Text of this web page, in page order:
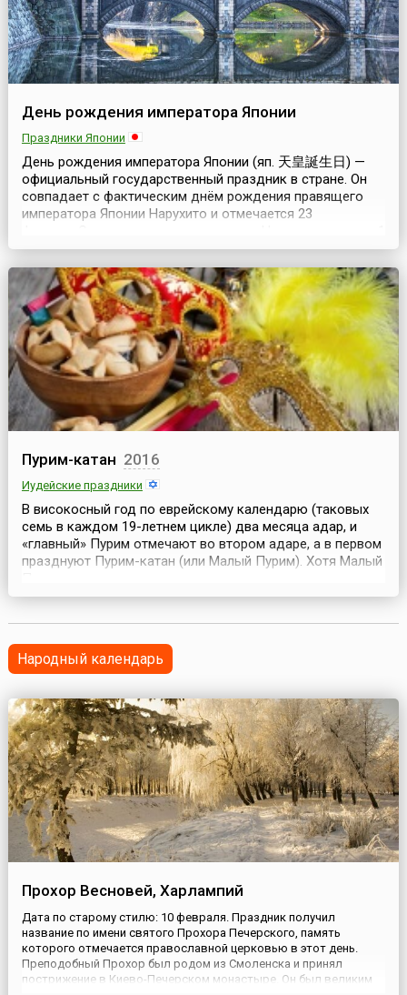
День рождения императора Японии
Праздники Японии
День рождения императора Японии (яп. 天皇誕生日) —
официальный государственный праздник в стране. Он
совпадает с фактическим днём ​​рождения правящего
императора Японии Нарухито и отмечается 23
мая 2019 года в результате отречения от престола его
отца императора Акихито, который добровольно
покинул престол и удалился на покой, передав трон
своему ...
Пурим-катан 2016
Иудейские праздники
В високосный год по еврейскому календарю (таковых
семь в каждом 19-летнем цикле) два месяца адар, и
«главный» Пурим отмечают во втором адаре, а в первом
празднуют Пурим-катан (или Малый Пурим). Хотя Малый
празднику, который состоится через месяц. Но по
Народный календарь
Прохор Весновей, Харлампий
Дата по старому стилю: 10 февраля. Праздник получил
название по имени святого Прохора Печерского, память
которого отмечается православной церковью в этот день.
Преподобный Прохор был родом из Смоленска и принял
пострижение в Киево-Печерском монастыре. Он был великим